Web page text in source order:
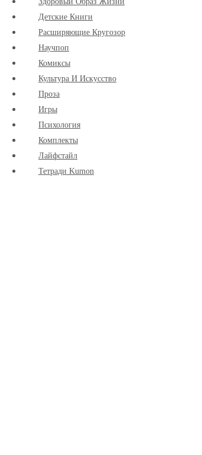
Детские Книги
Расширяющие Кругозор
Научпоп
Комиксы
Культура И Искусство
Проза
Игры
Психология
Комплекты
Лайфстайл
Тетради Kumon